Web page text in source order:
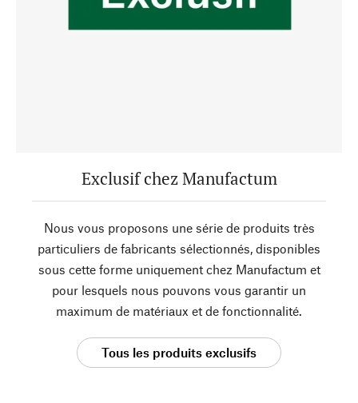
Exclusif chez Manufactum
Nous vous proposons une série de produits très
particuliers de fabricants sélectionnés, disponibles
sous cette forme uniquement chez Manufactum et
pour lesquels nous pouvons vous garantir un
maximum de matériaux et de fonctionnalité.
Tous les produits exclusifs